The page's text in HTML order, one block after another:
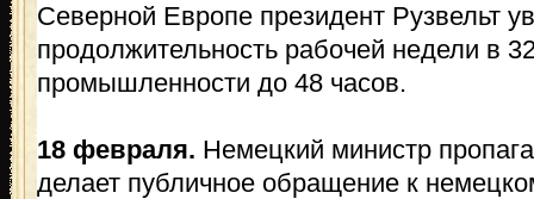
Северной Европе президент Рузвельт
продолжительность рабочей недели в
промышленности до 48 часов.
18 февраля. Немецкий министр
делает публичное обращение к